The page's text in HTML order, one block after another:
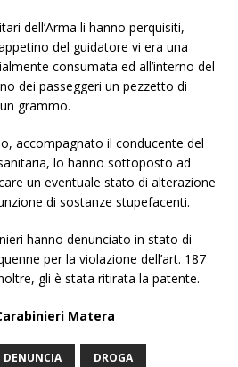
dell’Arma li hanno perquisiti,
del guidatore vi era una
consumata ed all’interno del
dei passeggeri un pezzetto di
grammo.
accompagnato il conducente del
lo hanno sottoposto ad
un eventuale stato di alterazione
di sostanze stupefacenti.
hanno denunciato in stato di
per la violazione dell’art. 187
gli è stata ritirata la patente.
Matera
DENUNCIA DROGA